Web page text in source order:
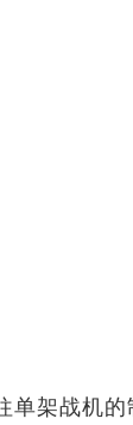
架战机